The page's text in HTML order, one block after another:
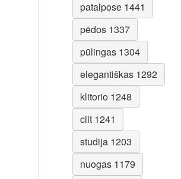
patalpose 1441
pėdos 1337
pūlingas 1304
elegantiškas 1292
klitorio 1248
clit 1241
studija 1203
nuogas 1179